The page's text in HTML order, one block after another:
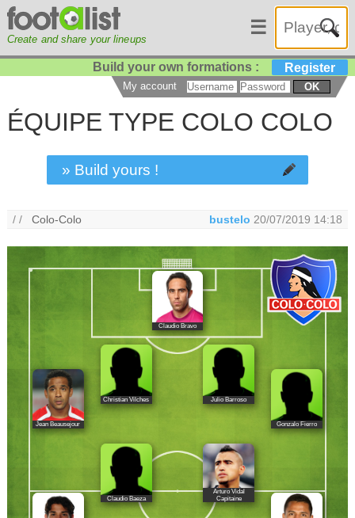
Create and share your lineups
☰
Build your own formations : Register
My account OK
ÉQUIPE TYPE COLO COLO
» Build yours !
/ /Colo-Colo bustelo 20/07/2019 14:18
Claudio Bravo
Jean Beausejour
Christian Vilches Julio Barroso
Gonzalo Fierro
Claudio Baeza
Arturo Vidal
Capitaine